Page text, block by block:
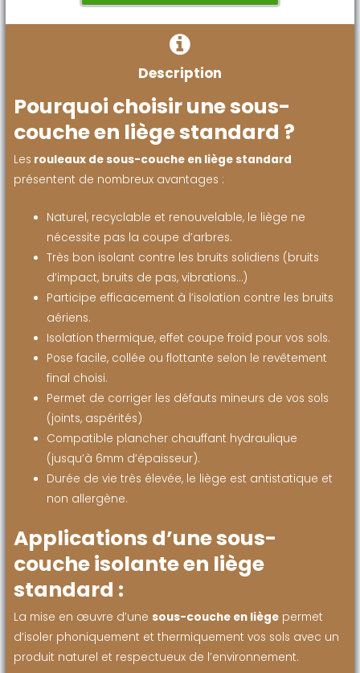
Description
Pourquoi choisir une sous-
couche en liège standard ?
Les rouleaux de sous-couche en liège standard
présentent de nombreux avantages :
Naturel, recyclable et renouvelable, le liège ne
nécessite pas la coupe d’arbres.
Très bon isolant contre les bruits solidiens (bruits
d’impact, bruits de pas, vibrations…)
Participe efficacement à l’isolation contre les bruits
aériens.
Isolation thermique, effet coupe froid pour vos sols.
Pose facile, collée ou flottante selon le revêtement
final choisi.
Permet de corriger les défauts mineurs de vos sols
(joints, aspérités)
Compatible plancher chauffant hydraulique
(jusqu’à 6mm d’épaisseur).
Durée de vie très élevée, le liège est antistatique et
non allergène.
Applications d’une sous-
couche isolante en liège
standard :
La mise en œuvre d’unesous-couche en liège permet
d’isoler phoniquement et thermiquement vos sols avec un
produit naturel et respectueux de l’environnement.